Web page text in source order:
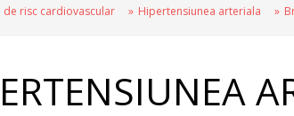
de risc cardiovascular Hipertensiunea arteriala